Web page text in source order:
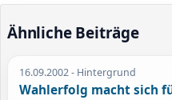
Ähnliche Beiträge
16.09.2002- Hintergrund
Wahlerfolg macht sich